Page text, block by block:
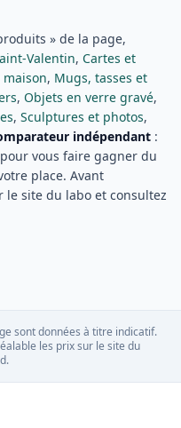
» de la page,
Valentin, Cartes et
maison, Mugs, tasses et
, Objets en verre gravé,
, Sculptures et photos,
indépendant :
vous faire gagner du
place. Avant
site du labo et consultez
sont données à titre indicatif.
les prix sur le site du